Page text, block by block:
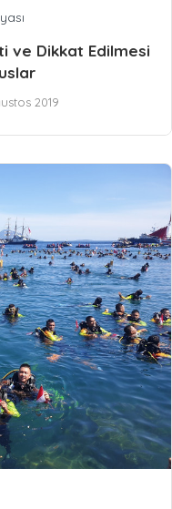
ve Dikkat Edilmesi
2019